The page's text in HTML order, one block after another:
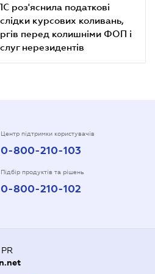
роз'яснила податкові
курсових коливань,
перед колишніми ФОП і
нерезидентів
Центр підтримки користувачів
0-800-210-103
Підбір продуктів та рішень
0-800-210-102